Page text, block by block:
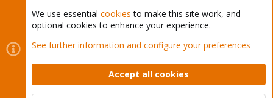
Cookies
Proxmox Support Forum - Light Mode
Contact us
Terms and rules Privacy policy Help Home
Community platform by XenForo © 2010-2026 XenForo Ltd.
We use essential cookies to make this site work, and
optional cookies to enhance your experience.
See further information and configure your preferences
Accept all cookies